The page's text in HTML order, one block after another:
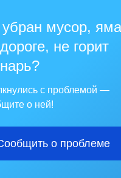
мусор, яма
не горит
с проблемой —
о ней!
о проблеме